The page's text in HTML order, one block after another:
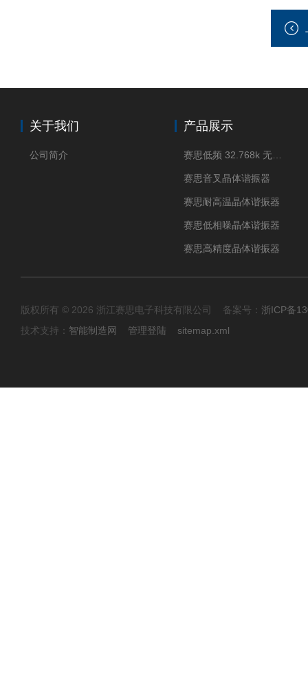
关于我们
公司简介
产品展示
赛思音叉晶体谐振器
赛思耐高温晶体谐振器
赛思低相噪晶体谐振器
赛思高精度晶体谐振器
版权所有 © 2026 浙江赛思电子科技有限公司 备案号： 浙ICP备
技术支持： 智能制造网 管理登陆 sitemap.xml